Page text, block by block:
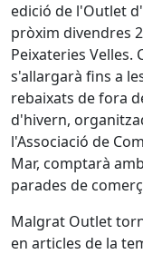
edició de l'Outlet
pròxim divendres
Peixateries Velles.
s'allargarà fins a
rebaixats de fora
d'hivern,
l'Associació de
Mar, comptarà
parades de
Malgrat Outlet
en articles de la